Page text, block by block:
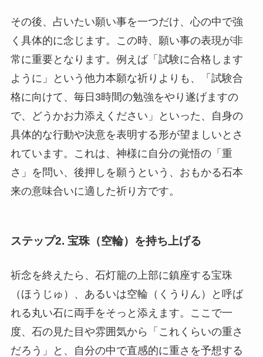
その後、占いたい願い事を一つだけ、心の中で強
く具体的に念じます。この時、願い事の表現が非
常に重要となります。例えば「試験に合格します
ように」という他力本願な祈りよりも、「試験合
格に向けて、毎日3時間の勉強をやり遂げますの
で、どうかお力添えください」といった、自身の
具体的な行動や決意を表明する形が望ましいとさ
れています。これは、神様に自分の覚悟の「重
さ」を問い、後押しを願うという、おもかる石本
来の意味合いに適した祈り方です。
ステップ2. 宝珠（空輪）を持ち上げる
祈念を終えたら、石灯籠の上部に鎮座する宝珠
（ほうじゅ）、あるいは空輪（くうりん）と呼ば
れる丸い石に両手をそっと添えます。ここで一
度、石の見た目や雰囲気から「これくらいの重さ
だろう」と、自分の中で直感的に重さを予想する